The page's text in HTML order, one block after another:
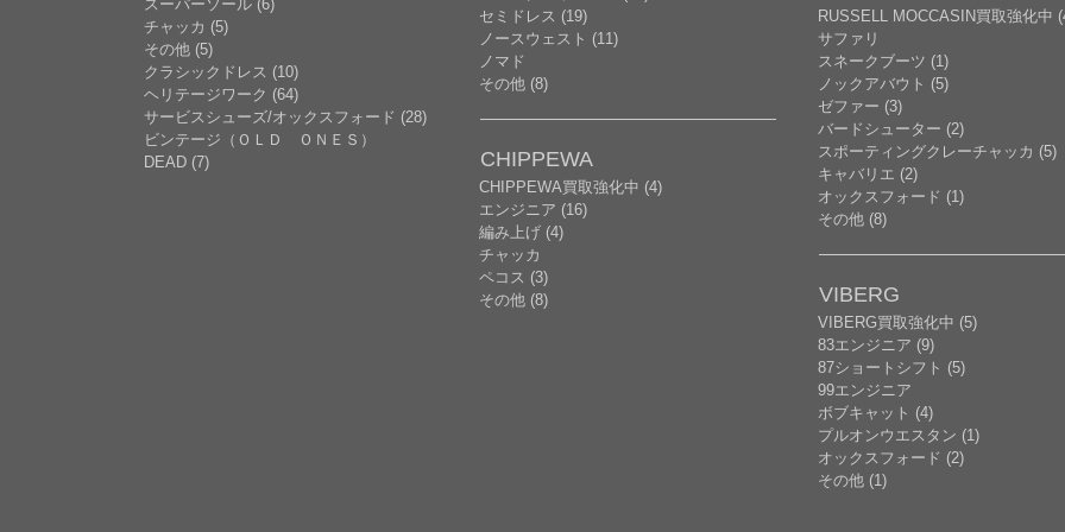
スーパーソール (6)
チャッカ (5)
その他 (5)
クラシックドレス (10)
ヘリテージワーク (64)
サービスシューズ/オックスフォード (28)
ビンテージ（ＯＬＤ ＯＮＥＳ）
DEAD (7)
セミドレス (19)
ノースウェスト (11)
ノマド
その他 (8)
CHIPPEWA
CHIPPEWA買取強化中 (4)
エンジニア (16)
編み上げ (4)
チャッカ
ペコス (3)
その他 (8)
RUSSELL MOCCASIN買取強化中
サファリ
スネークブーツ (1)
ノックアバウト (5)
ゼファー (3)
バードシューター (2)
スポーティングクレーチャッカ (5)
キャバリエ (2)
オックスフォード (1)
その他 (8)
VIBERG
VIBERG買取強化中 (5)
83エンジニア (9)
87ショートシフト (5)
99エンジニア
ボブキャット (4)
プルオンウエスタン (1)
オックスフォード (2)
その他 (1)